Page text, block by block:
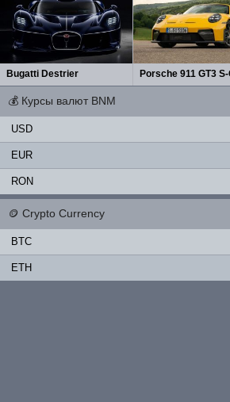
Bugatti Destrier
💰 Курсы валют BNM
USD
EUR
RON
🪙 Crypto Currency
BTC
ETH